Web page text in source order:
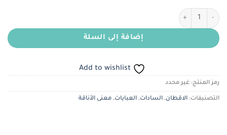
كمية لينن وجهين ( دبل فيس )
إضافة إلى السلة
Add to wishlist
رمز المنتج: غير محدد
التصنيفات: الاقطان, السادات, العبايات, معنى الأناقة